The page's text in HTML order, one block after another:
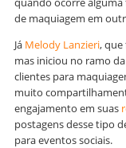
de maquiagem em
Já Melody Lanzieri, que
mas iniciou no ramo
clientes para
muito
engajamento em suas
postagens desse tipo
para eventos sociais.